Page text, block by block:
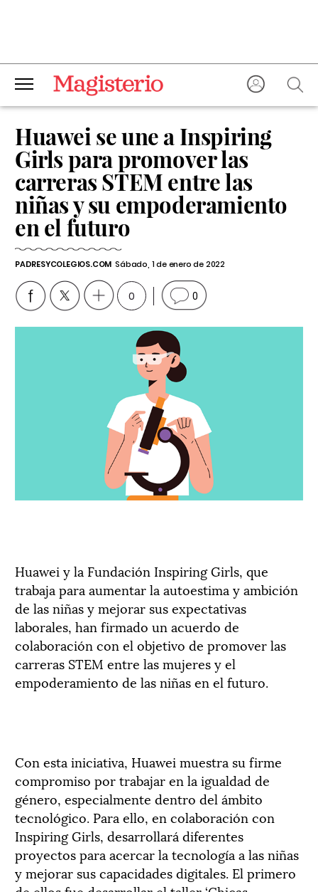
Huawei se une a Inspiring
Girls para promover las
carreras STEM entre las
niñas y su empoderamiento
en el futuro
PADRESYCOLEGIOS.COM Sábado, 1 de enero de 2022
0 0
Huawei y la Fundación Inspiring Girls, que
trabaja para aumentar la autoestima y ambición
de las niñas y mejorar sus expectativas
laborales, han firmado un acuerdo de
colaboración con el objetivo de promover las
carreras STEM entre las mujeres y el
empoderamiento de las niñas en el futuro.
Con esta iniciativa, Huawei muestra su firme
compromiso por trabajar en la igualdad de
género, especialmente dentro del ámbito
tecnológico. Para ello, en colaboración con
Inspiring Girls, desarrollará diferentes
proyectos para acercar la tecnología a las niñas
y mejorar sus capacidades digitales. El primero